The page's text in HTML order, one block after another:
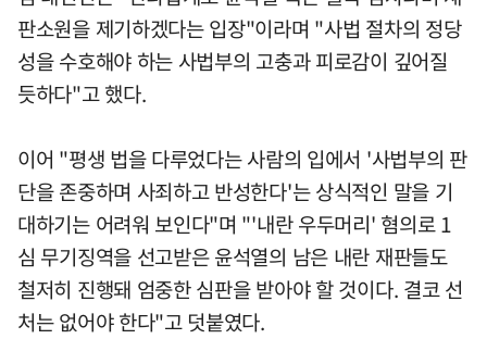
판소원을 제기하겠다는 입장"이라며 "사법 절차의 정당
성을 수호해야 하는 사법부의 고충과 피로감이 깊어질
듯하다"고 했다.
이어 "평생 법을 다루었다는 사람의 입에서 '사법부의 판
단을 존중하며 사죄하고 반성한다'는 상식적인 말을 기
대하기는 어려워 보인다"며 "'내란 우두머리' 혐의로 1
심 무기징역을 선고받은 윤석열의 남은 내란 재판들도
철저히 진행돼 엄중한 심판을 받아야 할 것이다. 결코 선
처는 없어야 한다"고 덧붙였다.